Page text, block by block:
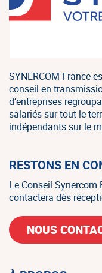
SYNERCOM France
conseil en
d’entreprises
salariés sur tout le
indépendants sur le
RESTONS EN
Le Conseil
contactera dès
NOUS